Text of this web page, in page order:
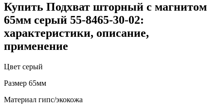
Купить Подхват шторный с магнитом
65мм серый 55-8465-30-02:
характеристики, описание,
применение
Цвет серый
Размер 65мм
Материал гипс/экокожа